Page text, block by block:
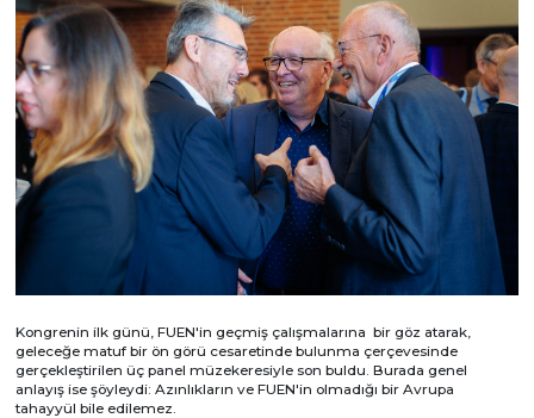
Kongrenin ilk günü, FUEN'in geçmiş çalışmalarına bir göz atarak,
geleceğe matuf bir ön görü cesaretinde bulunma çerçevesinde
gerçekleştirilen üç panel müzekeresiyle son buldu. Burada genel
anlayış ise şöyleydi: Azınlıkların ve FUEN'in olmadığı bir Avrupa
tahayyül bile edilemez.